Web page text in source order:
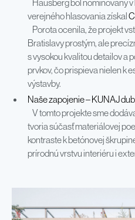
Hausberg bol nominovaný
verejného hlasovania získal
Porota ocenila, že projekt
Bratislavy prostým, ale
s vysokou kvalitou detailov a
prvkov, čo prispieva nielen k
výstavby.
Naše zapojenie – KUNAJ
V tomto projekte sme
tvoria súčasť materiálovej
kontraste k betónovej
prírodnú vrstvu interiéru i